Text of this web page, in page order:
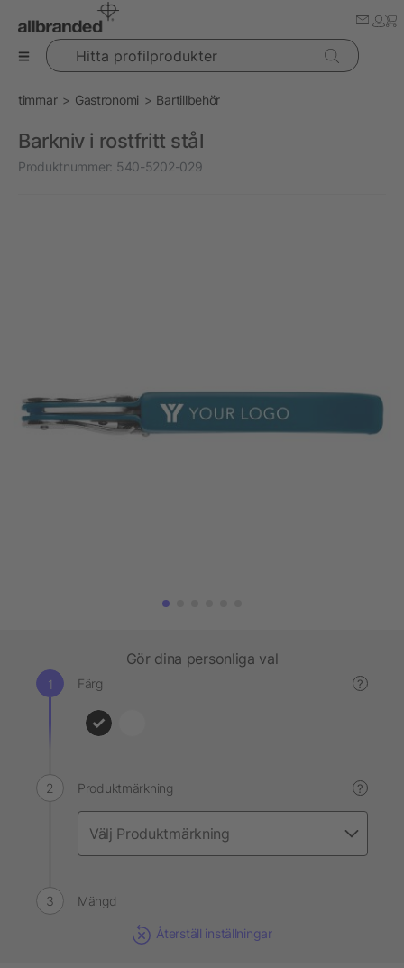
Hitta profilprodukter
timmar Gastronomi Bartillbehör
Barkniv i rostfritt stål
Produktnummer: 540-5202-029
Gör dina personliga val
Färg ?
Produktmärkning ?
Mängd
Återställ inställningar